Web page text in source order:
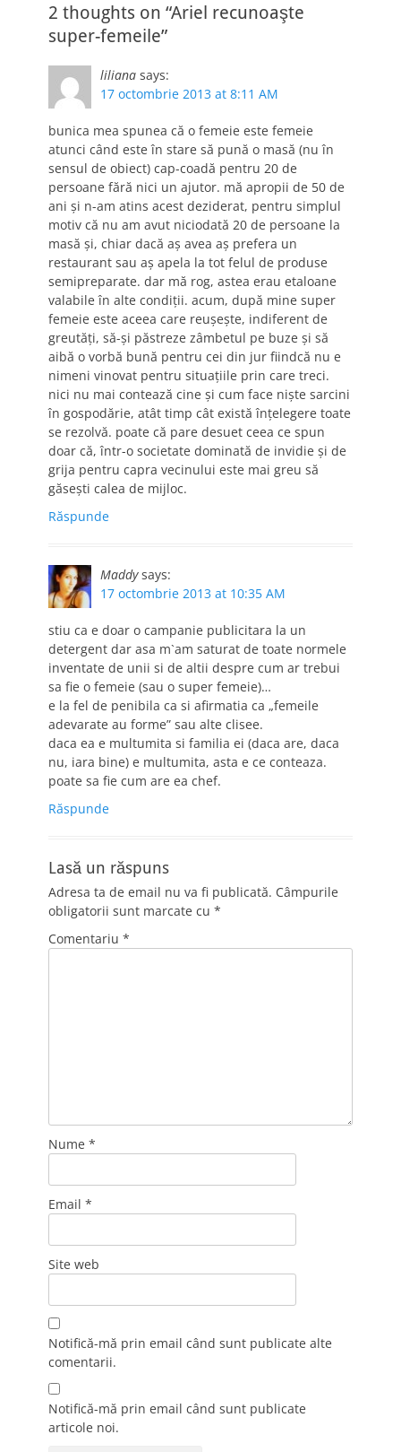
2 thoughts on “Ariel recunoaşte
super-femeile”
liliana says:
17 octombrie 2013 at 8:11 AM
bunica mea spunea că o femeie este femeie
atunci când este în stare să pună o masă (nu în
sensul de obiect) cap-coadă pentru 20 de
persoane fără nici un ajutor. mă apropii de 50 de
ani şi n-am atins acest deziderat, pentru simplul
motiv că nu am avut niciodată 20 de persoane la
masă şi, chiar dacă aş avea aş prefera un
restaurant sau aş apela la tot felul de produse
semipreparate. dar mă rog, astea erau etaloane
valabile în alte condiţii. acum, după mine super
femeie este aceea care reuşeşte, indiferent de
greutăţi, să-şi păstreze zâmbetul pe buze şi să
aibă o vorbă bună pentru cei din jur fiindcă nu e
nimeni vinovat pentru situaţiile prin care treci.
nici nu mai contează cine şi cum face nişte sarcini
în gospodărie, atât timp cât există înţelegere toate
se rezolvă. poate că pare desuet ceea ce spun
doar că, într-o societate dominată de invidie şi de
grija pentru capra vecinului este mai greu să
găseşti calea de mijloc.
Răspunde
Maddy says:
17 octombrie 2013 at 10:35 AM
stiu ca e doar o campanie publicitara la un
detergent dar asa m`am saturat de toate normele
inventate de unii si de altii despre cum ar trebui
sa fie o femeie (sau o super femeie)…
e la fel de penibila ca si afirmatia ca „femeile
adevarate au forme” sau alte clisee.
daca ea e multumita si familia ei (daca are, daca
nu, iara bine) e multumita, asta e ce conteaza.
poate sa fie cum are ea chef.
Răspunde
Lasă un răspuns
Adresa ta de email nu va fi publicată. Câmpurile
obligatorii sunt marcate cu *
Comentariu *
Nume *
Email *
Site web
Notifică-mă prin email când sunt publicate alte
comentarii.
Notifică-mă prin email când sunt publicate
articole noi.